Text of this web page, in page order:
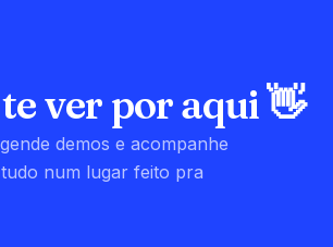
ver por aqui 👋
demos e acompanhe
num lugar feito pra